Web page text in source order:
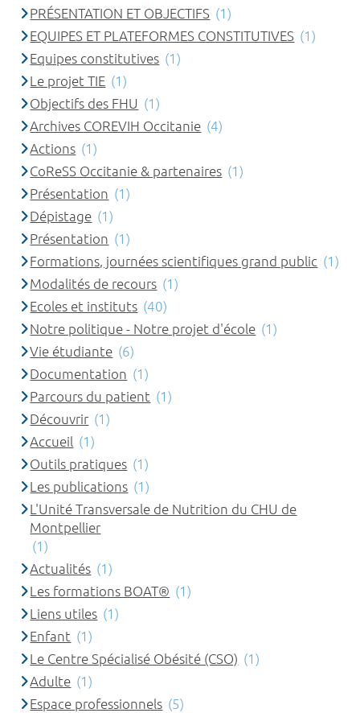
PRÉSENTATION ET OBJECTIFS (1)
EQUIPES ET PLATEFORMES CONSTITUTIVES (1)
Equipes constitutives (1)
Le projet TIE (1)
Objectifs des FHU (1)
Archives COREVIH Occitanie (4)
Actions (1)
CoReSS Occitanie & partenaires (1)
Présentation (1)
Dépistage (1)
Présentation (1)
Formations, journées scientifiques grand public (1)
Modalités de recours (1)
Ecoles et instituts (40)
Notre politique - Notre projet d'école (1)
Vie étudiante (6)
Documentation (1)
Parcours du patient (1)
Découvrir (1)
Accueil (1)
Outils pratiques (1)
Les publications (1)
L'Unité Transversale de Nutrition du CHU de
Montpellier
(1)
Actualités (1)
Les formations BOAT® (1)
Liens utiles (1)
Enfant (1)
Le Centre Spécialisé Obésité (CSO) (1)
Adulte (1)
Espace professionnels (5)